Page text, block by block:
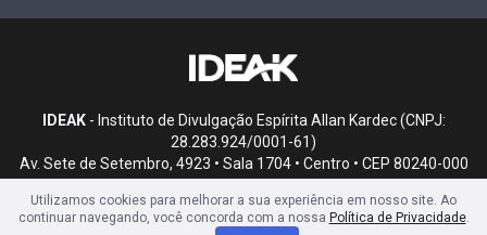
IDEAK- Instituto de Divulgação Espírita Allan Kardec (CNPJ:
28.283.924/0001-61)
Av. Sete de Setembro, 4923 • Sala 1704 • Centro • CEP 80240-000
Utilizamos cookies para melhorar a sua experiência em nosso site. Ao
continuar navegando, você concorda com a nossa Política de Privacidade.